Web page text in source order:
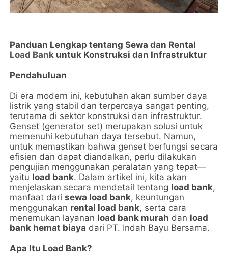
Panduan Lengkap tentang Sewa dan Rental
Load Bank untuk Konstruksi dan Infrastruktur
Pendahuluan
Di era modern ini, kebutuhan akan sumber daya
listrik yang stabil dan terpercaya sangat penting,
terutama di sektor konstruksi dan infrastruktur.
Genset (generator set) merupakan solusi untuk
memenuhi kebutuhan daya tersebut. Namun,
untuk memastikan bahwa genset berfungsi secara
efisien dan dapat diandalkan, perlu dilakukan
pengujian menggunakan peralatan yang tepat—
yaitu load bank. Dalam artikel ini, kita akan
menjelaskan secara mendetail tentang load bank,
manfaat darisewa load bank, keuntungan
menggunakan rental load bank, serta cara
menemukan layanan load bank murah dan load
bank hemat biaya dari PT. Indah Bayu Bersama.
Apa Itu Load Bank?